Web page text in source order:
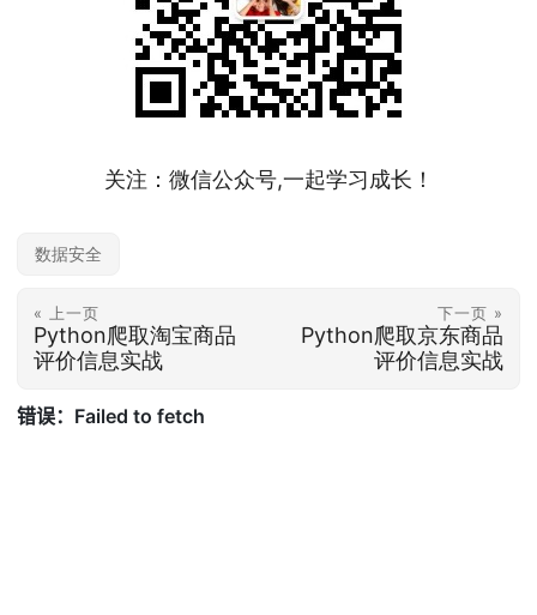
关注：微信公众号,一起学习成长！
数据安全
« 上一页
Python爬取淘宝商品
评价信息实战
下一页 »
Python爬取京东商品
评价信息实战